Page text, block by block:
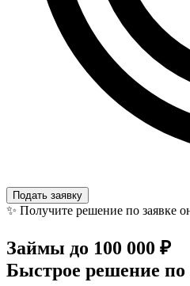
Подать заявку
✨ Получите решение по заявке
Займы до 100 000 ₽
Быстрое решение по